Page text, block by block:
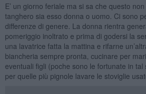
E’ un giorno feriale ma si sa che questo
tanghero sia esso donna o uomo. Ci sono
differenze di genere. La donna rientra
pomeriggio inoltrato e prima di godersi la
una lavatrice fatta la mattina e rifarne
biancheria sempre pronta, cucinare per
eventuali figli (poche sono le fortunate in
per quelle più pignole lavare le stoviglie